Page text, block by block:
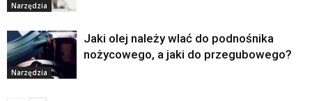
Narzędzia
Narzędzia
Jaki olej należy wlać do podnośnika
nożycowego, a jaki do przegubowego?